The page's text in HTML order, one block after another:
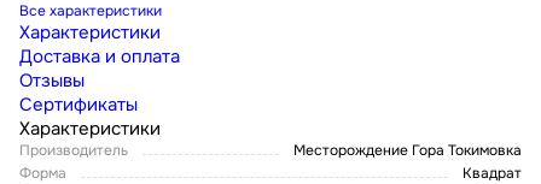
Все характеристики
Характеристики
Доставка и оплата
Отзывы
Сертификаты
Характеристики
Производитель
Месторождение Гора Токимовка
Форма
Квадрат